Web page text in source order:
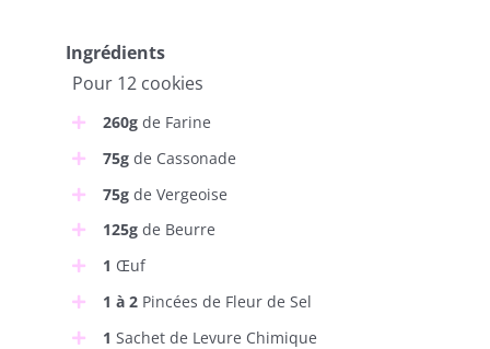
Ingrédients
Pour 12 cookies
260gde Farine
75gde Cassonade
75gde Vergeoise
125gde Beurre
1 Œuf
1 à 2Pincées de Fleur de Sel
1 Sachet de Levure Chimique